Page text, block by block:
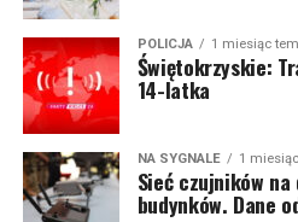
POLICJA 1 miesiąc
Świętokrzyskie:
14-latka
NA SYGNALE 1
Sieć czujników
budynków. Dane